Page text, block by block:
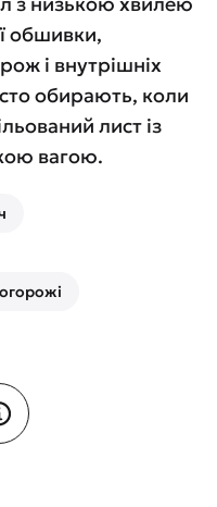
обшивки,
і внутрішніх
обирають, коли
лист із
вагою.